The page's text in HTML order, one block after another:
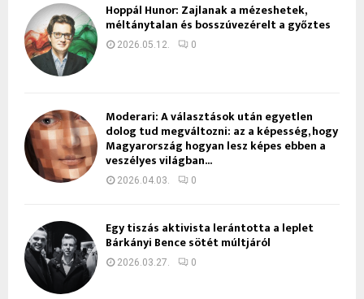
Hoppál Hunor: Zajlanak a mézeshetek,
méltánytalan és bosszúvezérelt a győztes
2026.05.12. 0
Moderari: A választások után egyetlen
dolog tud megváltozni: az a képesség, hogy
Magyarország hogyan lesz képes ebben a
veszélyes világban...
2026.04.03. 0
Egy tiszás aktivista lerántotta a leplet
Bárkányi Bence sötét múltjáról
2026.03.27. 0